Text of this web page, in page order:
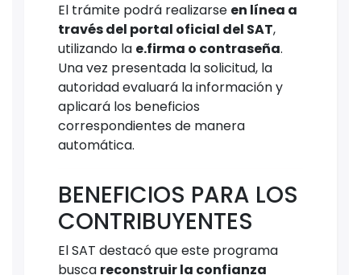
El trámite podrá realizarse en línea a
través del portal oficial del SAT,
utilizando la e.firma o contraseña.
Una vez presentada la solicitud, la
autoridad evaluará la información y
aplicará los beneficios
correspondientes de manera
automática.
BENEFICIOS PARA LOS
CONTRIBUYENTES
El SAT destacó que este programa
busca reconstruir la confianza